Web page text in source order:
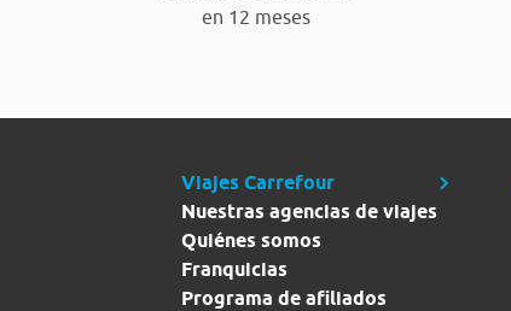
en 12 meses
Viajes Carrefour
Nuestras agencias de viajes
Quiénes somos
Franquicias
Programa de afiliados